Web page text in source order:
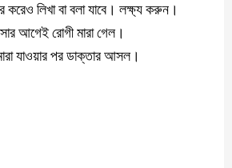
করেও লিখা বা বলা যাবে। লক্ষ্য করুন।
আগেই রোগী মারা গেল।
যাওয়ার পর ডাক্তার আসল।